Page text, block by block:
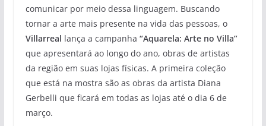
comunicar por meio dessa linguagem. Buscando
tornar a arte mais presente na vida das pessoas, o
Villarreal lança a campanha “Aquarela: Arte no Villa”
que apresentará ao longo do ano, obras de artistas
da região em suas lojas físicas. A primeira coleção
que está na mostra são as obras da artista Diana
Gerbelli que ficará em todas as lojas até o dia 6 de
março.